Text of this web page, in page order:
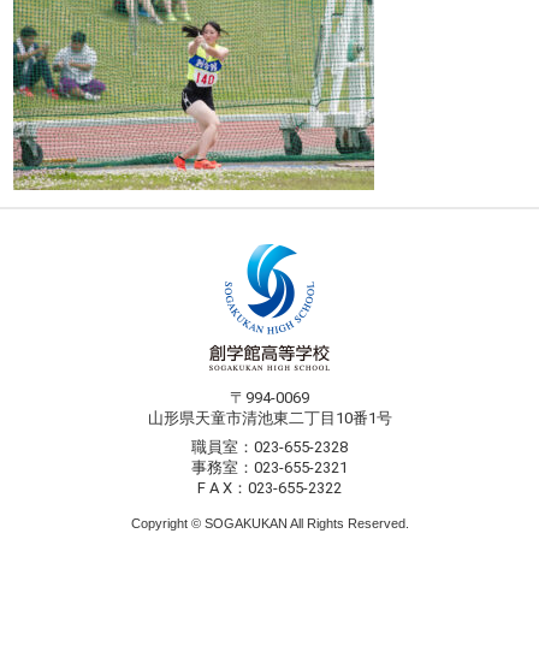
〒994-0069
山形県天童市清池東二丁目10番1号
職員室：023-655-2328
事務室：023-655-2321
F A X：023-655-2322
Copyright © SOGAKUKAN All Rights Reserved.